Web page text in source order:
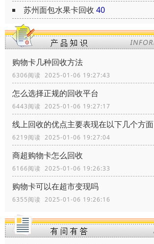
苏州面包水果卡回收 40
购物卡几种回收方法
6306阅读 2025-01-06 19:27:43
怎么选择正规的回收平台
6443阅读 2025-01-06 19:27:17
线上回收的优点主要表现在以下几个方面
6219阅读 2025-01-06 19:27:04
商超购物卡怎么回收
6166阅读 2025-01-06 19:26:33
购物卡可以在超市变现吗
6355阅读 2025-01-06 19:26:16